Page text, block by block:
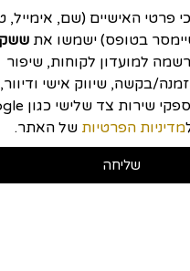
פרטי האישיים (שם, אימייל,
בטופס) ישמשו את
למועדון לקוחות, שיפור
בקשה, שיווק אישי
מדיניות הפרטיות של האתר.
שליחה